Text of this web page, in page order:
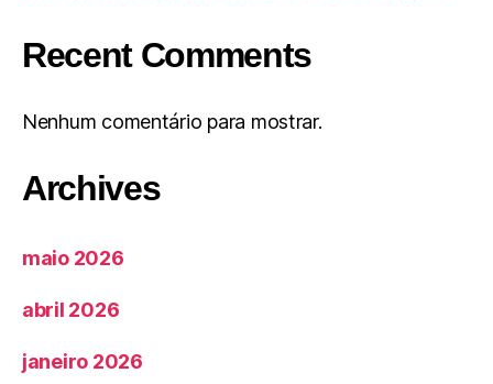
Recent Comments
Nenhum comentário para mostrar.
Archives
maio 2026
abril 2026
janeiro 2026